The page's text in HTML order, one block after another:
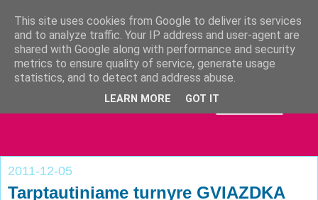
2011-12-05
Tarptautiniame turnyre GVIAZDKA
This site uses cookies from Google to deliver its services
and to analyze traffic. Your IP address and user-agent are
shared with Google along with performance and security
metrics to ensure quality of service, generate usage
statistics, and to detect and address abuse.
LEARN MORE GOT IT